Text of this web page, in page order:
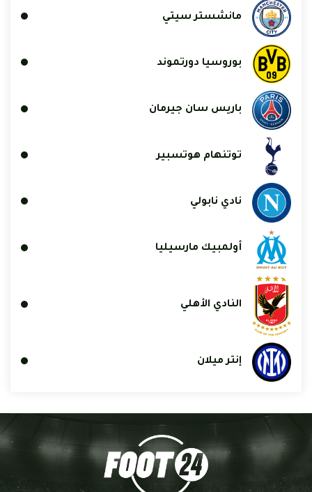
مانشستر سيتي
بوروسيا دورتموند
باريس سان جيرمان
توتنهام هوتسبير
نادي نابولي
أولمبيك مارسيليا
النادي الأهلي
إنتر ميلان